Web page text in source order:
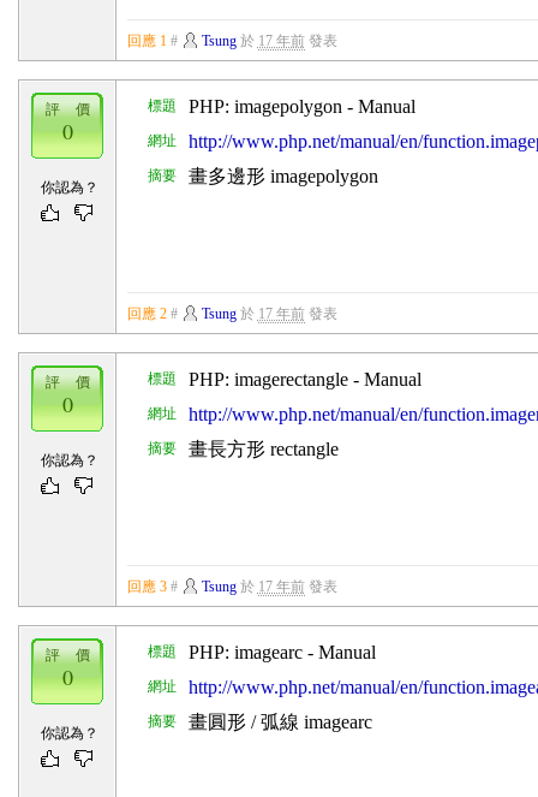
回應 1 # Tsung於 17 年前發表
標題 PHP: imagepolygon - Manual
網址 http://www.php.net/manual/en/
摘要 畫多邊形 imagepolygon
評 價
0
你認為？
回應 2 # Tsung於 17 年前發表
標題 PHP: imagerectangle - Manual
網址 http://www.php.net/manual/en/
摘要 畫長方形 rectangle
評 價
0
你認為？
回應 3 # Tsung於 17 年前發表
標題 PHP: imagearc - Manual
網址 http://www.php.net/manual/en/
摘要 畫圓形 / 弧線 imagearc
評 價
0
你認為？